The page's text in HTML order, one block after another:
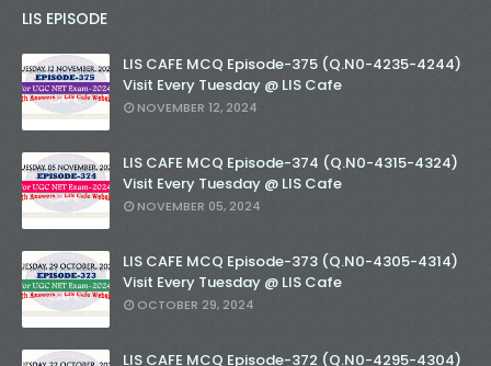
LIS EPISODE
LIS CAFE MCQ Episode-375 (Q.N0-4235-4244)
Visit Every Tuesday @ LIS Cafe
NOVEMBER 12, 2024
LIS CAFE MCQ Episode-374 (Q.N0-4315-4324)
Visit Every Tuesday @ LIS Cafe
NOVEMBER 05, 2024
LIS CAFE MCQ Episode-373 (Q.N0-4305-4314)
Visit Every Tuesday @ LIS Cafe
OCTOBER 29, 2024
LIS CAFE MCQ Episode-372 (Q.N0-4295-4304)